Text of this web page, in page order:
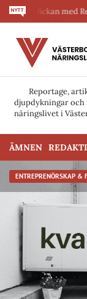
Renta Easy.
Reportage,
djupdykningar och
näringslivet i
ÄMNEN